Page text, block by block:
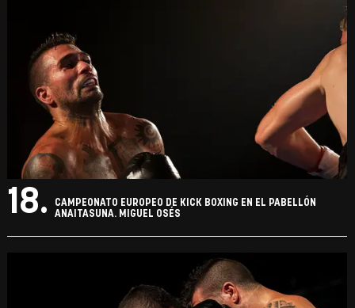
18.
CAMPEONATO EUROPEO DE KICK BOXING EN EL PABELLÓN
ANAITASUNA. MIGUEL OSÉS